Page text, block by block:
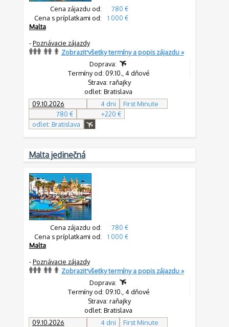
Cena zájazdu od:
780 €
Cena s príplatkami od:
1 000 €
Malta
-Poznávacie zájazdy
Zobraziť všetky termíny a popis zájazdu »
Doprava:
Termíny od: 09.10., 4 dňové
Strava: raňajky
odlet: Bratislava
09.10.2026
4 dni
First Minute
780 €
+220 €
odlet: Bratislava
Malta jedinečná
Cena zájazdu od:
780 €
Cena s príplatkami od:
1 000 €
Malta
-Poznávacie zájazdy
Zobraziť všetky termíny a popis zájazdu »
Doprava:
Termíny od: 09.10., 4 dňové
Strava: raňajky
odlet: Bratislava
09.10.2026
4 dni
First Minute